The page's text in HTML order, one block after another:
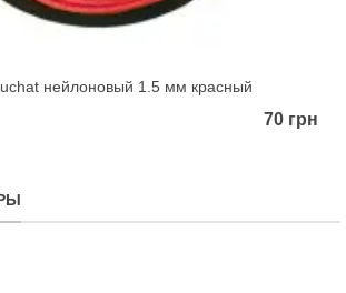
нейлоновый 1.5 мм красный
70 грн